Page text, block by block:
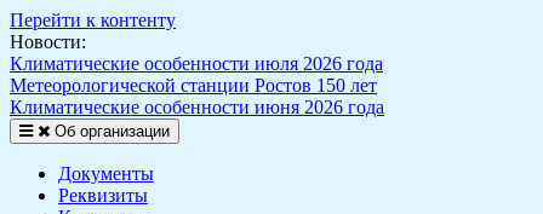
Перейти к контенту
Новости:
Климатические особенности июля 2026 года
Метеорологической станции Ростов 150 лет
Климатические особенности июня 2026 года
Об организации
Документы
Реквизиты